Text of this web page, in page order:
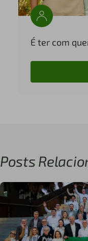
É ter com
Posts